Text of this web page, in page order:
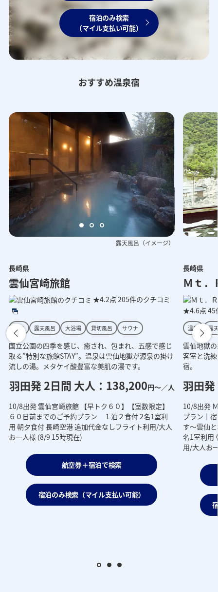
宿泊のみ検索
（マイル支払い可能）
おすすめ温泉宿
外観（イメージ）
イメージ） 外観（イ
露天風呂（イメージ）
長崎県
雲仙宮崎旅館
★4.2点 205件のクチコミ
温泉 露天風呂 大浴場 貸切風呂 サウナ
国立公園の四季を感じ、癒され、包まれ、五感で感じ
取る”特別な旅館STAY”。温泉は雲仙地獄が源泉の掛け
流しの湯。メタケイ酸豊富な美肌の湯です。
羽田発 2日間 大人：138,200円～／人
10/8出発 雲仙宮崎旅館 【早トク６０】【室数限定】
６０日前までのご予約プラン １泊２食付 2名1室利
用 朝夕食付 長崎空港 追加代金なしフライト利用/大人
お一人様 (8/9 15時現在)
航空券＋宿泊で検索
宿泊のみ検索（マイル支払い可能）
長崎県
Ｍｔ．
★4.6点 45
温泉 露
雲仙地獄
客室と洗
宿。
羽田
10/8出発
プラン｜
す～雲仙
名1室利用
用/大人お